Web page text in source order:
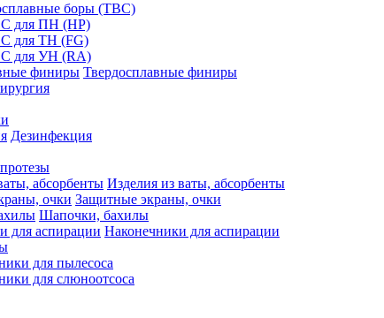
боры (ТВС)
для ПН (HP)
для ТН (FG)
для УН (RA)
Твердосплавные финиры
Дезинфекция
Изделия из ваты, абсорбенты
Защитные экраны, очки
Шапочки, бахилы
Наконечники для аспирации
для пылесоса
для слюноотсоса